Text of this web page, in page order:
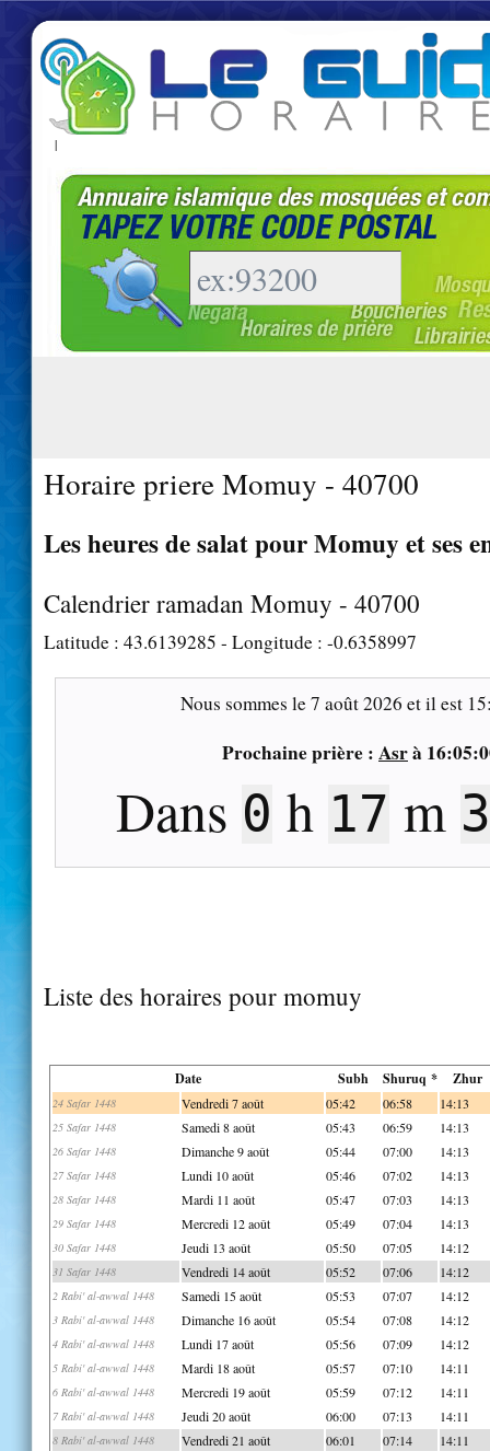
|
Horaire priere Momuy - 40700
Les heures de salat pour Momuy et ses
Calendrier ramadan Momuy - 40700
Latitude : 43.6139285 - Longitude : -0.6358997
Nous sommes le7 août 2026 et il est
Prochaine prière : Asrà
Dans 0 h 17 m
Liste des horaires pour momuy
Date Subh Shuruq * Zhur
24 Safar 1448 Vendredi 7 août 05:42 06:58 14:13
25 Safar 1448 Samedi 8 août 05:43 06:59 14:13
26 Safar 1448 Dimanche 9 août 05:44 07:00 14:13
27 Safar 1448 Lundi 10 août 05:46 07:02 14:13
28 Safar 1448 Mardi 11 août 05:47 07:03 14:13
29 Safar 1448 Mercredi 12 août 05:49 07:04 14:13
30 Safar 1448 Jeudi 13 août 05:50 07:05 14:12
31 Safar 1448 Vendredi 14 août 05:52 07:06 14:12
2 Rabi' al-awwal 1448 Samedi 15 août 05:53 07:07 14:12
3 Rabi' al-awwal 1448 Dimanche 16 août 05:54 07:08 14:12
4 Rabi' al-awwal 1448 Lundi 17 août 05:56 07:09 14:12
5 Rabi' al-awwal 1448 Mardi 18 août 05:57 07:10 14:11
6 Rabi' al-awwal 1448 Mercredi 19 août 05:59 07:12 14:11
7 Rabi' al-awwal 1448 Jeudi 20 août 06:00 07:13 14:11
8 Rabi' al-awwal 1448 Vendredi 21 août 06:01 07:14 14:11